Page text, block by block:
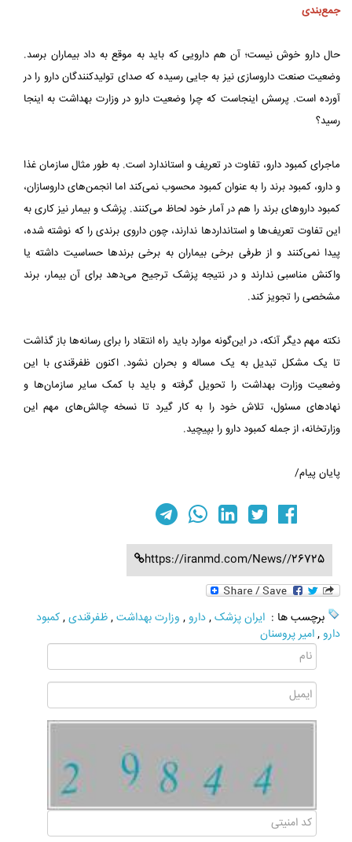
جمع‌بندی
حال دارو خوش نیست؛ آن هم دارویی که باید به موقع به داد بیماران برسد.
وضعیت صنعت داروسازی نیز به جایی رسیده که صدای تولیدکنندگان دارو را در
آورده است. پرسش اینجاست که چرا وضعیت دارو در وزارت بهداشت به اینجا
رسید؟
ماجرای کمبود دارو، تفاوت در تعریف و استاندارد است. به طور مثال سازمان غذا
و دارو، کمبود برند را به عنوان کمبود محسوب نمی‌کند اما انجمن‌های داروسازان،
کمبود داروهای برند را هم در آمار خود لحاظ می‌کنند. پزشک و بیمار نیز کاری به
این تفاوت تعریف‌ها و استانداردها ندارند، چون داروی برندی را که نوشته شده،
پیدا نمی‌کنند و از طرفی برخی بیماران به برخی برندها حساسیت داشته یا
واکنش مناسبی ندارند و در نتیجه پزشک ترجیح می‌دهد برای آن بیمار، برند
مشخصی را تجویز کند.
نکته مهم دیگر آنکه، در این‌گونه موارد باید راه انتقاد را برای رسانه‌ها باز گذاشت
تا یک مشکل تبدیل به یک مساله و بحران نشود. اکنون ظفرقندی با این
وضعیت وزارت بهداشت را تحویل گرفته و باید با کمک سایر سازمان‌ها و
نهادهای مسئول، تلاش خود را به کار گیرد تا نسخه چالش‌های مهم این
وزارتخانه، از جمله کمبود دارو را بپیچید.
پایان پیام/
https://iranmd.com/News//26725
برچسب ها : ایران پزشک,دارو , وزارت بهداشت,ظفرقندی,کمبود
دارو ,امیر پروسنان